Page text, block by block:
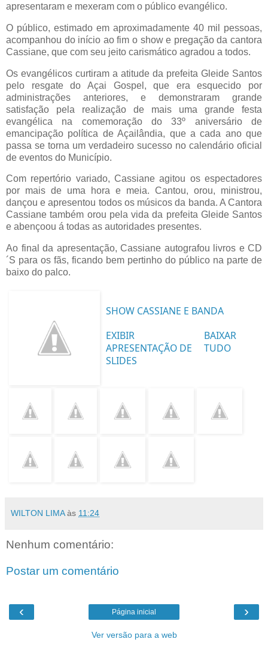
apresentaram e mexeram com o público evangélico.
O público, estimado em aproximadamente 40 mil pessoas,
acompanhou do início ao fim o show e pregação da cantora
Cassiane, que com seu jeito carismático agradou a todos.
Os evangélicos curtiram a atitude da prefeita Gleide Santos
pelo resgate do Açai Gospel, que era esquecido por
administrações anteriores, e demonstraram grande
satisfação pela realização de mais uma grande festa
evangélica na comemoração do 33º aniversário de
emancipação política de Açailândia, que a cada ano que
passa se torna um verdadeiro sucesso no calendário oficial
de eventos do Município.
Com repertório variado, Cassiane agitou os espectadores
por mais de uma hora e meia. Cantou, orou, ministrou,
dançou e apresentou todos os músicos da banda. A Cantora
Cassiane também orou pela vida da prefeita Gleide Santos
e abençoou á todas as autoridades presentes.
Ao final da apresentação, Cassiane autografou livros e CD
´S para os fãs, ficando bem pertinho do público na parte de
baixo do palco.
SHOW CASSIANE E BANDA
EXIBIR
APRESENTAÇÃO DE
SLIDES
BAIXAR
TUDO
WILTON LIMA às 11:24
Nenhum comentário:
Postar um comentário
‹ ›
Página inicial
Ver versão para a web